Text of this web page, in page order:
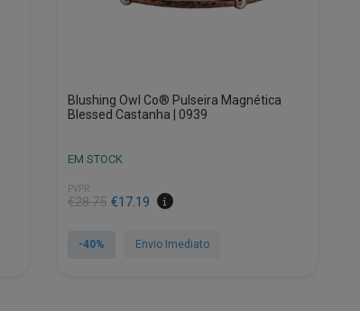
Blushing Owl Co® Pulseira Magnética
Blessed Castanha | 0939
EM STOCK
PVPR
€28.75
O
original
€17.19
O
atual
-40% Envio Imediato